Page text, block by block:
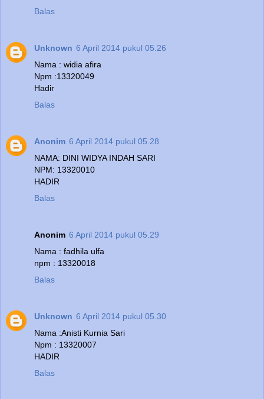
Balas
Unknown 6 April 2014 pukul 05.26
Nama : widia afira
Npm :13320049
Hadir
Balas
Anonim 6 April 2014 pukul 05.28
NAMA: DINI WIDYA INDAH SARI
NPM: 13320010
HADIR
Balas
Anonim 6 April 2014 pukul 05.29
Nama : fadhila ulfa
npm : 13320018
Balas
Unknown 6 April 2014 pukul 05.30
Nama :Anisti Kurnia Sari
Npm : 13320007
HADIR
Balas